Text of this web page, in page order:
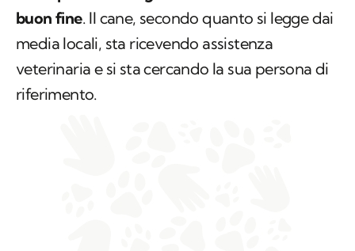
buon fine. Il cane, secondo quanto si legge dai
media locali, sta ricevendo assistenza
veterinaria e si sta cercando la sua persona di
riferimento.